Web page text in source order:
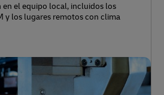
en el equipo local, incluidos los
y los lugares remotos con clima